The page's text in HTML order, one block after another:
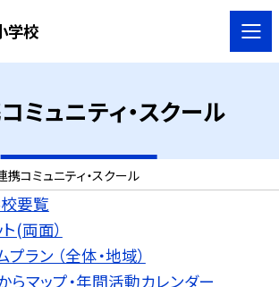
学校
ミュニティ・スクール
携コミュニティ・スクール
要覧
(両面）
ラン （全体・地域）
らマップ・年間活動カレンダー